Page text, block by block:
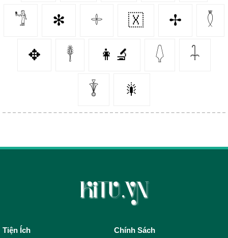
𓁙 ✻ 𓇬 🇽‌ ✢ 𓇟
✥ 𓇣 👩‍🔬 𓆭 𓇑
𓇊 🎇
Tiện Ích Chính Sách